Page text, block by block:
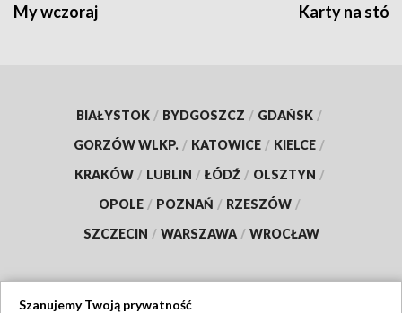
My wczoraj Karty na
BIAŁYSTOK / BYDGOSZCZ / GDAŃSK /
GORZÓW WLKP. / KATOWICE / KIELCE /
KRAKÓW / LUBLIN / ŁÓDŹ / OLSZTYN /
OPOLE / POZNAŃ / RZESZÓW /
SZCZECIN / WARSZAWA / WROCŁAW
Szanujemy Twoją prywatność